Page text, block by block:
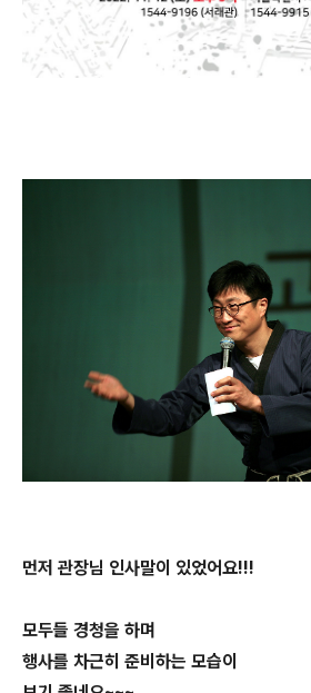
먼저 관장님 인사말이 있었어요!!!
모두들 경청을 하며
행사를 차근히 준비하는 모습이